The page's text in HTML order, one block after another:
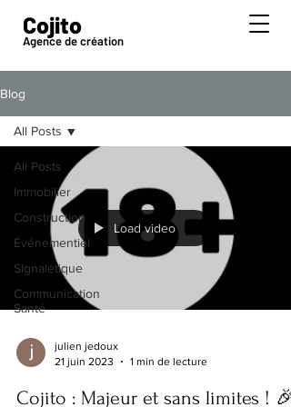
Cojito
Agence de création
Blog
All Posts
Immobilier
Construction
Événementiel
Signalétique
Communication
Santé
All Posts
Load video
julien jedoux
21 juin 2023
1 min de lecture
Cojito : Majeur et sans limites ! 🎉